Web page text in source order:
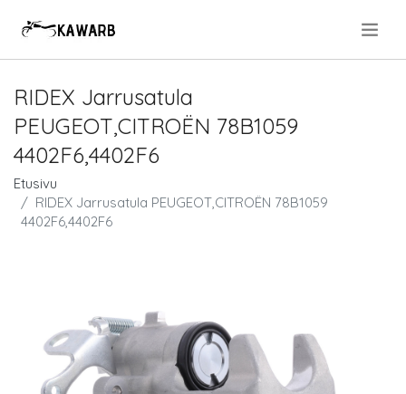
RIDEX Jarrusatula
PEUGEOT,CITROËN 78B1059
4402F6,4402F6
Etusivu
RIDEX Jarrusatula PEUGEOT,CITROËN 78B1059
4402F6,4402F6